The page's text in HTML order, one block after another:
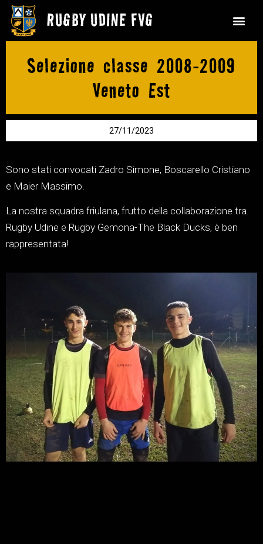
Selezione classe 2008-2009
Veneto Est
27/11/2023
Sono stati convocati Zadro Simone, Boscarello Cristiano
e Maier Massimo.
La nostra squadra friulana, frutto della collaborazione tra
Rugby Udine e Rugby Gemona-The Black Ducks, è ben
rappresentata!